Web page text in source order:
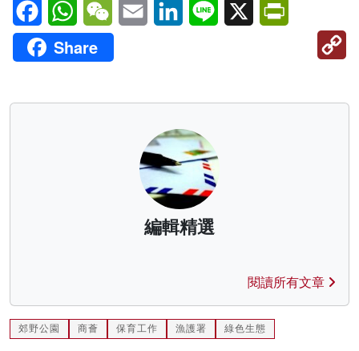
Share
編輯精選
閱讀所有文章
郊野公園 商薈 保育工作 漁護署 綠色生態